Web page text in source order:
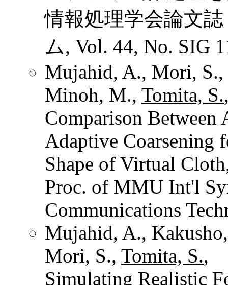
情報処理学会論文
ム, Vol. 44, No. SIG
Mujahid, A., Mori, S.,
Minoh, M., Tomita, S.
Comparison Between
Adaptive Coarsening
Shape of Virtual
Proc. of MMU Int'l
Communications
Mujahid, A.,
Mori, S., Tomita, S.,
Simulating Realistic